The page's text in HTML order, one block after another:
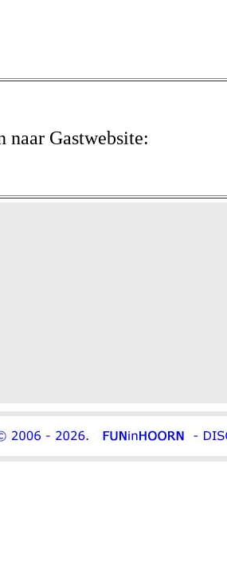
naar Gastwebsite: